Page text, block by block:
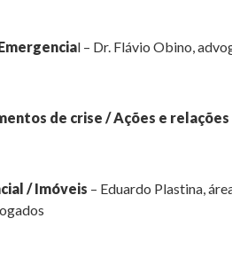
l – Dr. Flávio Obino,
de crise / Ações e
/ Imóveis – Eduardo Plastina,